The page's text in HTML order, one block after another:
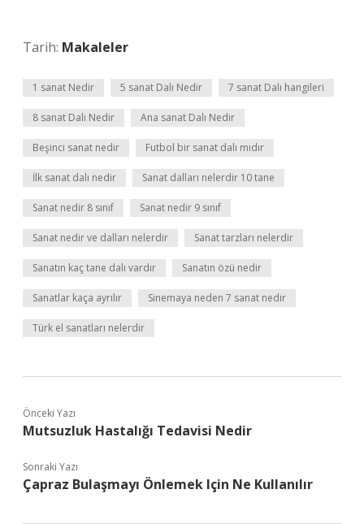
Tarih: Makaleler
1 sanat Nedir 5 sanat Dalı Nedir 7 sanat Dalı hangileri
8 sanat Dalı Nedir Ana sanat Dalı Nedir
Beşinci sanat nedir Futbol bir sanat dalı mıdır
İlk sanat dalı nedir Sanat dalları nelerdir 10 tane
Sanat nedir 8 sınıf Sanat nedir 9 sınıf
Sanat nedir ve dalları nelerdir Sanat tarzları nelerdir
Sanatın kaç tane dalı vardır Sanatın özü nedir
Sanatlar kaça ayrılır Sinemaya neden 7 sanat nedir
Türk el sanatları nelerdir
Önceki Yazı
Mutsuzluk Hastalığı Tedavisi Nedir
Sonraki Yazı
Çapraz Bulaşmayı Önlemek Için Ne Kullanılır